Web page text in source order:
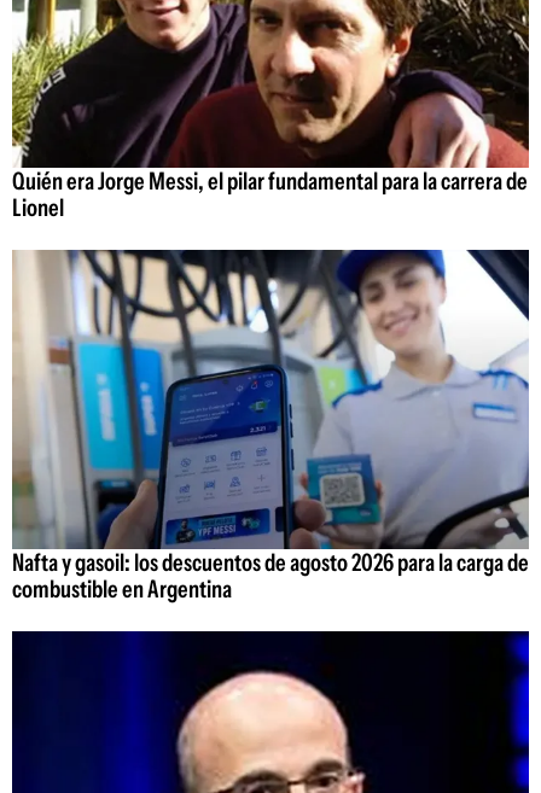
Quién era Jorge Messi, el pilar fundamental para la carrera de
Lionel
Nafta y gasoil: los descuentos de agosto 2026 para la carga de
combustible en Argentina